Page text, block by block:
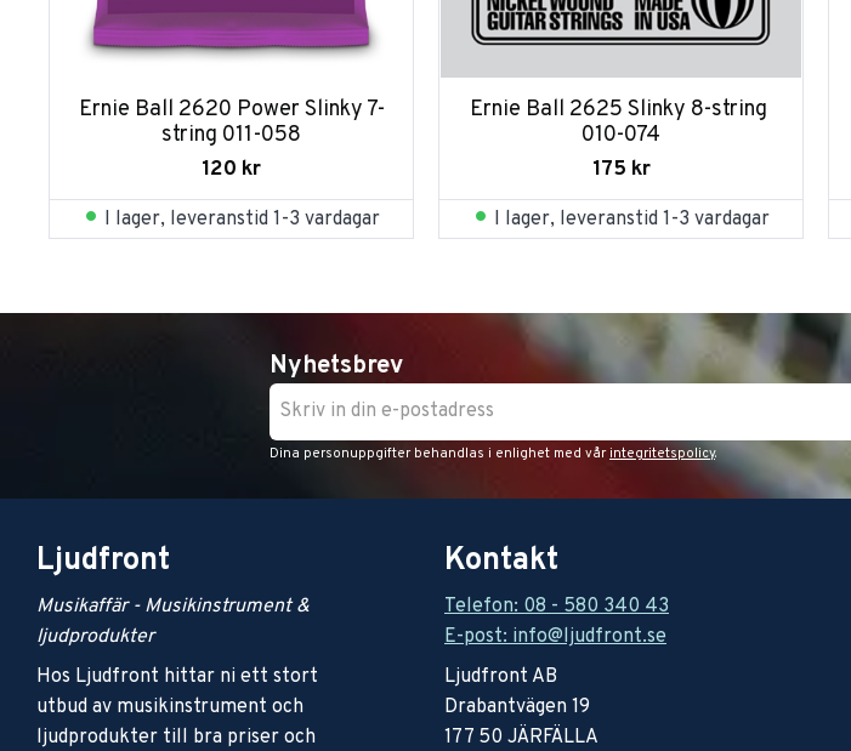
Ernie Ball 2620 Power Slinky 7-
string 011-058
120 kr
I lager, leveranstid 1-3 vardagar
Ernie Ball 2625 Slinky 8-string
010-074
175 kr
I lager, leveranstid 1-3 vardagar
Nyhetsbrev
Dina personuppgifter behandlas i enlighet med vår integritetspolicy.
Ljudfront
Musikaffär - Musikinstrument &
ljudprodukter
Hos Ljudfront hittar ni ett stort
utbud av musikinstrument och
ljudprodukter till bra priser och
Kontakt
Telefon: 08 - 580 340 43
E-post: info@ljudfront.se
Ljudfront AB
Drabantvägen 19
177 50 JÄRFÄLLA